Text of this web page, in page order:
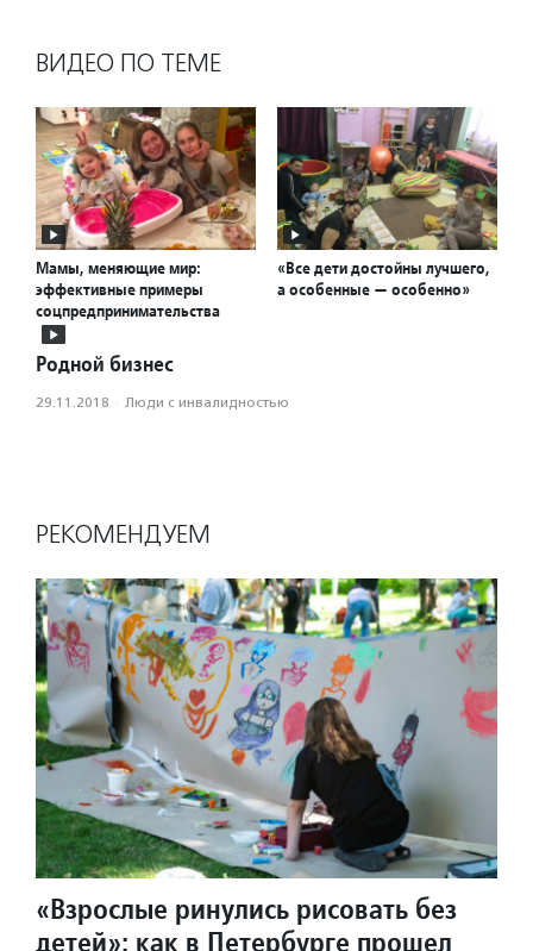
ВИДЕО ПО ТЕМЕ
Мамы, меняющие мир:
эффективные примеры
соцпредпринимательства
«Все дети достойны лучшего,
а особенные — особенно»
Родной бизнес
29.11.2018 · Люди с инвалидностью
РЕКОМЕНДУЕМ
«Взрослые ринулись рисовать без
детей»: как в Петербурге прошел